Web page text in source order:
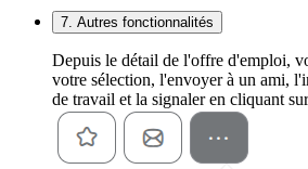
7. Autres fonctionnalités
Depuis le détail de l'offre d'emploi,
votre sélection, l'envoyer à un ami,
de travail et la signaler en cliquant